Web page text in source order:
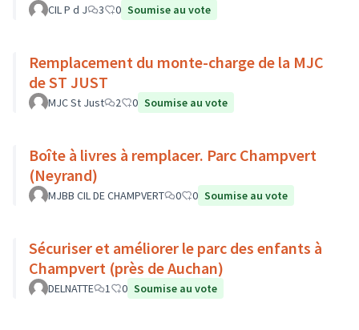
CIL P d J 3 0 Soumise au vote
Remplacement du monte-charge de la MJC
de ST JUST
MJC St Just 2 0 Soumise au vote
Boîte à livres à remplacer. Parc Champvert
(Neyrand)
MJBB CIL DE CHAMPVERT 0 0 Soumise au vote
Sécuriser et améliorer le parc des enfants à
Champvert (près de Auchan)
DELNATTE 1 0 Soumise au vote